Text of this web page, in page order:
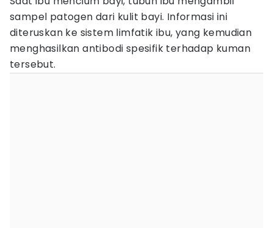
sampel patogen dari kulit bayi. Informasi ini
diteruskan ke sistem limfatik ibu, yang kemudian
menghasilkan antibodi spesifik terhadap kuman
tersebut.